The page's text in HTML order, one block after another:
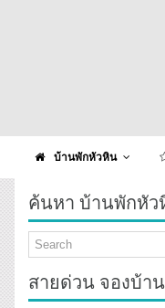
บ้านพักหัวหิน
ค้นหา บ้านพักหั
สายด่วน จองบ้า